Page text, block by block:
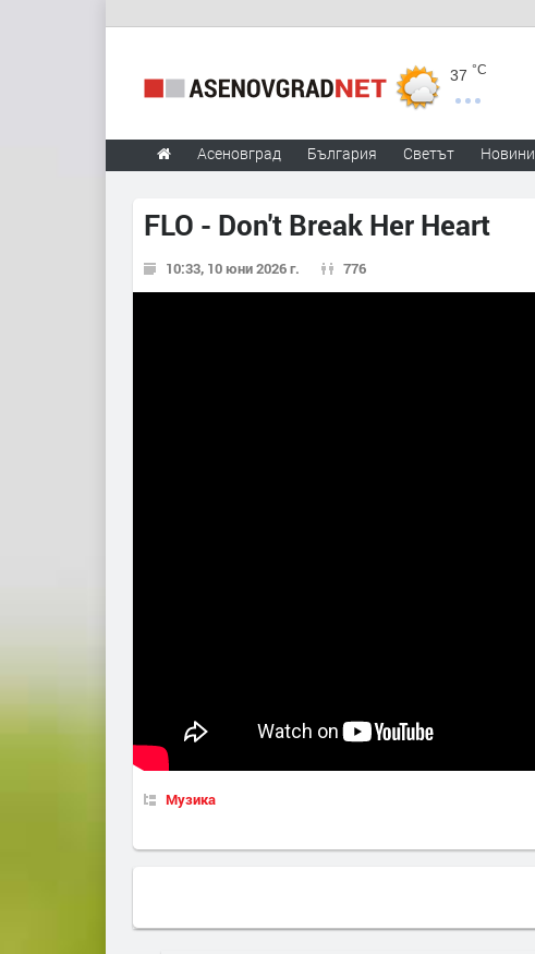
37 °C
Асеновград България Светът Новини
FLO - Don't Break Her Heart
10:33, 10 юни 2026 г. 776
Музика